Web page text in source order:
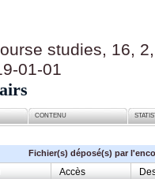
studies, 16,
01-01
CONTENU
Fichier(s) déposé(s) par
Accès